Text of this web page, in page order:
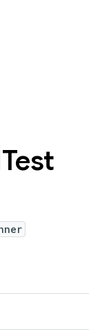
Test